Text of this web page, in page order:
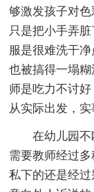
够激发孩子对
只是把小手弄
服是很难洗干
也被搞得一塌
师是吃力不讨
从实际出发，实
在幼儿园不断
需要教师经过
私下的还是经